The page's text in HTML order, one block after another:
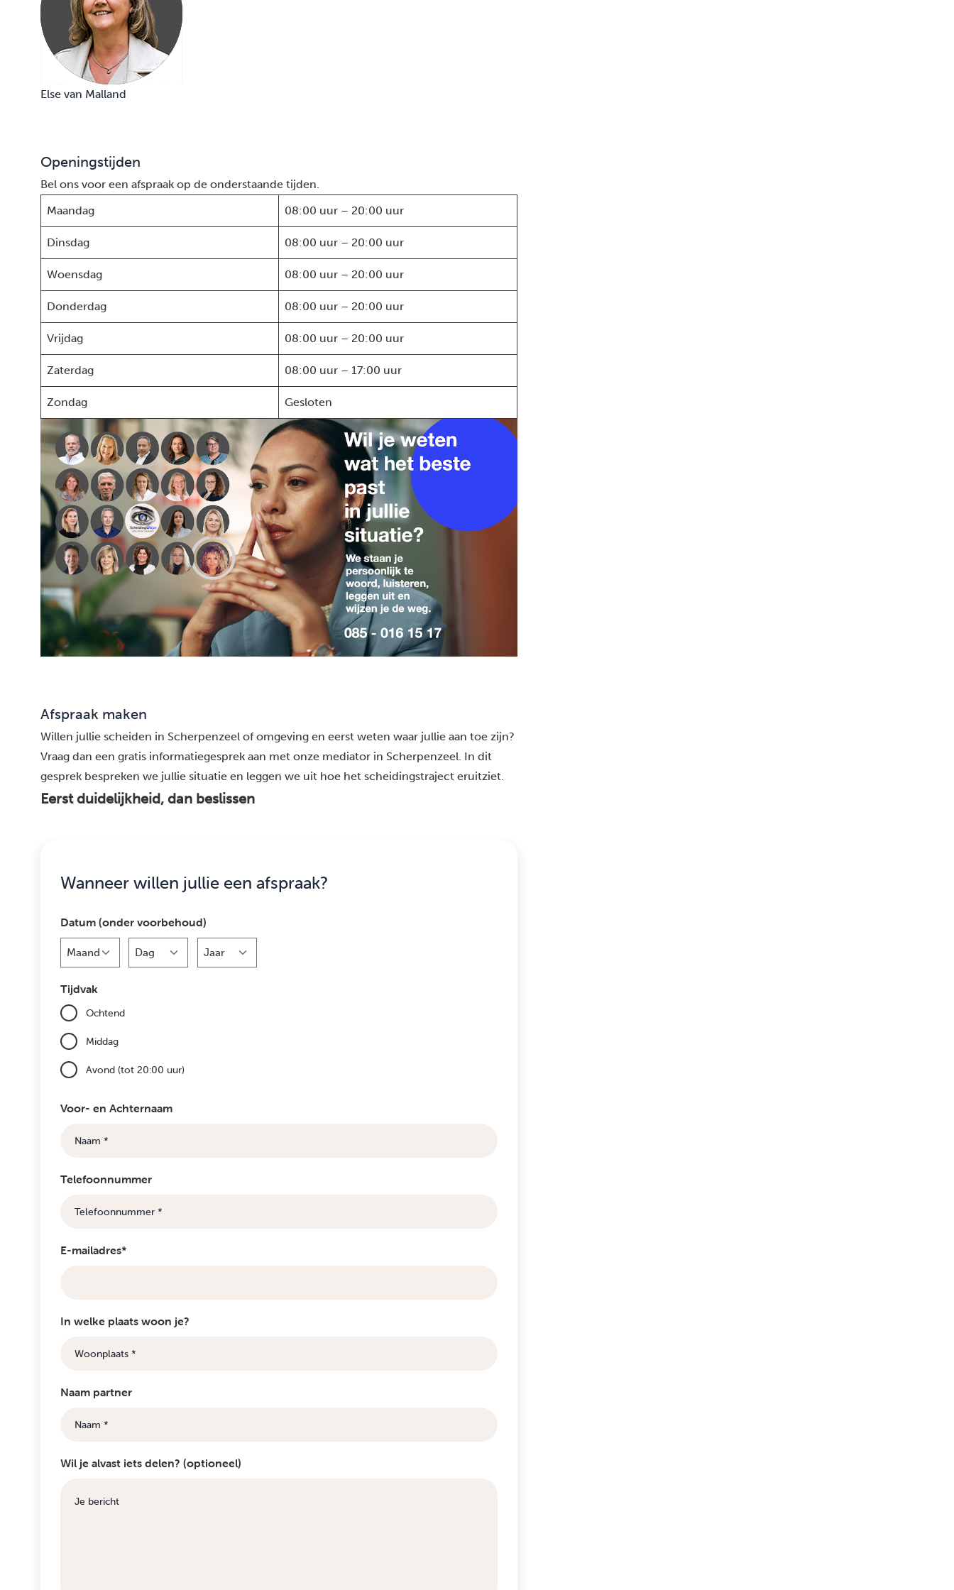
Else van Malland
Openingstijden
Bel ons voor een afspraak op de onderstaande tijden.
Maandag
08:00 uur – 20:00 uur
Dinsdag 08:00 uur – 20:00 uur
Woensdag 08:00 uur – 20:00 uur
Donderdag 08:00 uur – 20:00 uur
Vrijdag 08:00 uur – 20:00 uur
Zaterdag 08:00 uur – 17:00 uur
Zondag Gesloten
Afspraak maken
Willen jullie scheiden in Scherpenzeel of omgeving en eerst weten waar jullie aan toe zijn?
Vraag dan een gratis informatiegesprek aan met onze mediator in Scherpenzeel. In dit
gesprek bespreken we jullie situatie en leggen we uit hoe het scheidingstraject eruitziet.
Eerst duidelijkheid, dan beslissen
Wanneer willen jullie een afspraak?
Datum (onder voorbehoud)
Tijdvak
Ochtend
Middag
Avond (tot 20:00 uur)
Voor- en Achternaam
Telefoonnummer
E-mailadres*
In welke plaats woon je?
Naam partner
Wil je alvast iets delen? (optioneel)